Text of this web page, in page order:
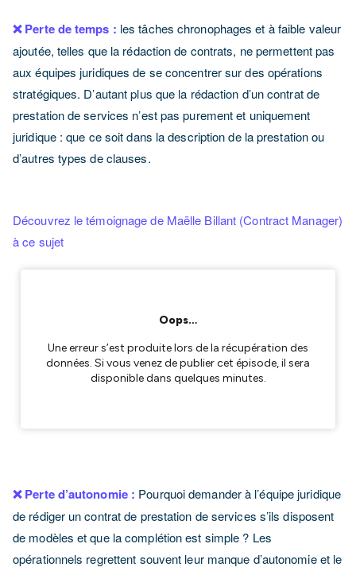
❌ Perte de temps : les tâches chronophages et à faible valeur
ajoutée, telles que la rédaction de contrats, ne permettent pas
aux équipes juridiques de se concentrer sur des opérations
stratégiques. D’autant plus que la rédaction d’un contrat de
prestation de services n’est pas purement et uniquement
juridique : que ce soit dans la description de la prestation ou
d’autres types de clauses.
Découvrez le témoignage de Maëlle Billant (Contract Manager)
à ce sujet
❌ Perte d’autonomie : Pourquoi demander à l’équipe juridique
de rédiger un contrat de prestation de services s’ils disposent
de modèles et que la complétion est simple ? Les
opérationnels regrettent souvent leur manque d’autonomie et le